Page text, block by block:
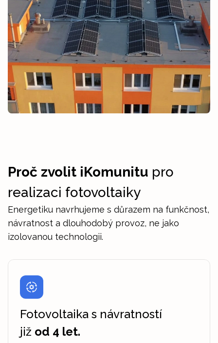
Proč zvolit iKomunitu pro
realizaci fotovoltaiky
Energetiku navrhujeme s důrazem na funkčnost,
návratnost a dlouhodobý provoz, ne jako
izolovanou technologii.
Fotovoltaika s návratností
již od 4 let.